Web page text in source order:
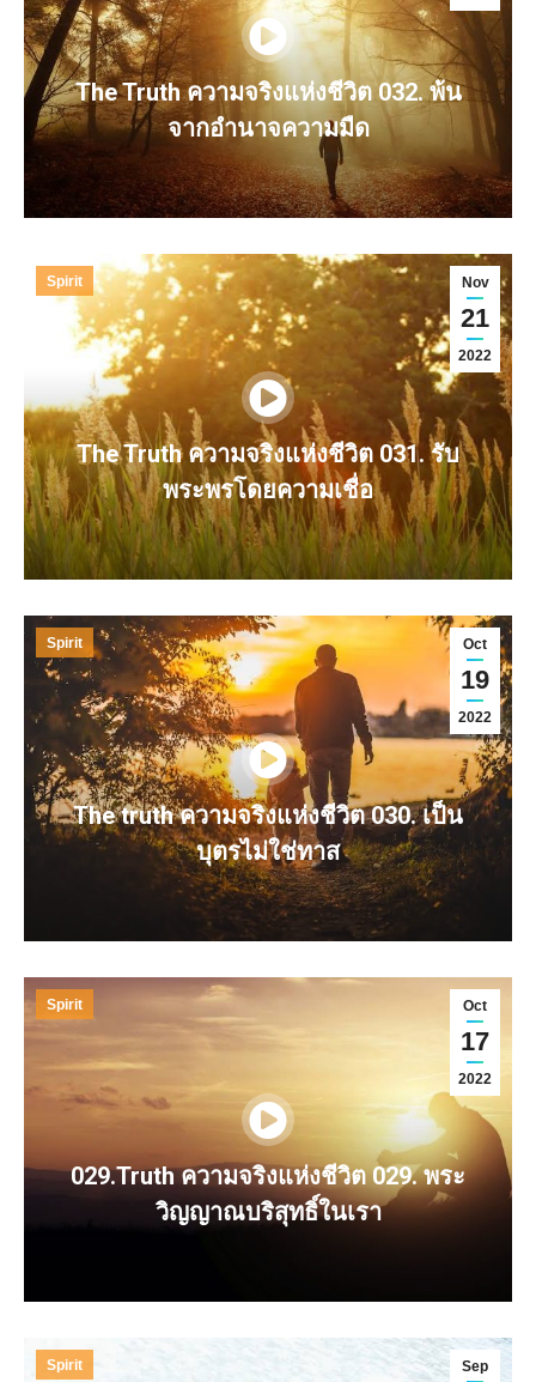
The Truth ความจริงแห่งชีวิต 032. พ้น
จากอำนาจความมืด
Nov
21
2022
Spirit
The Truth ความจริงแห่งชีวิต 031. รับ
พระพรโดยความเชื่อ
Oct
19
2022
Spirit
The truth ความจริงแห่งชีวิต 030. เป็น
บุตรไม่ใช่ทาส
Oct
17
2022
Spirit
029.Truth ความจริงแห่งชีวิต 029. พระ
วิญญาณบริสุทธิ์ในเรา
Sep
Spirit